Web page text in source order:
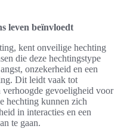
leven beïnvloedt
kent onveilige hechting
die deze hechtingstype
onzekerheid en een
Dit leidt vaak tot
gevoeligheid voor
hechting kunnen zich
in interacties en een
te gaan.